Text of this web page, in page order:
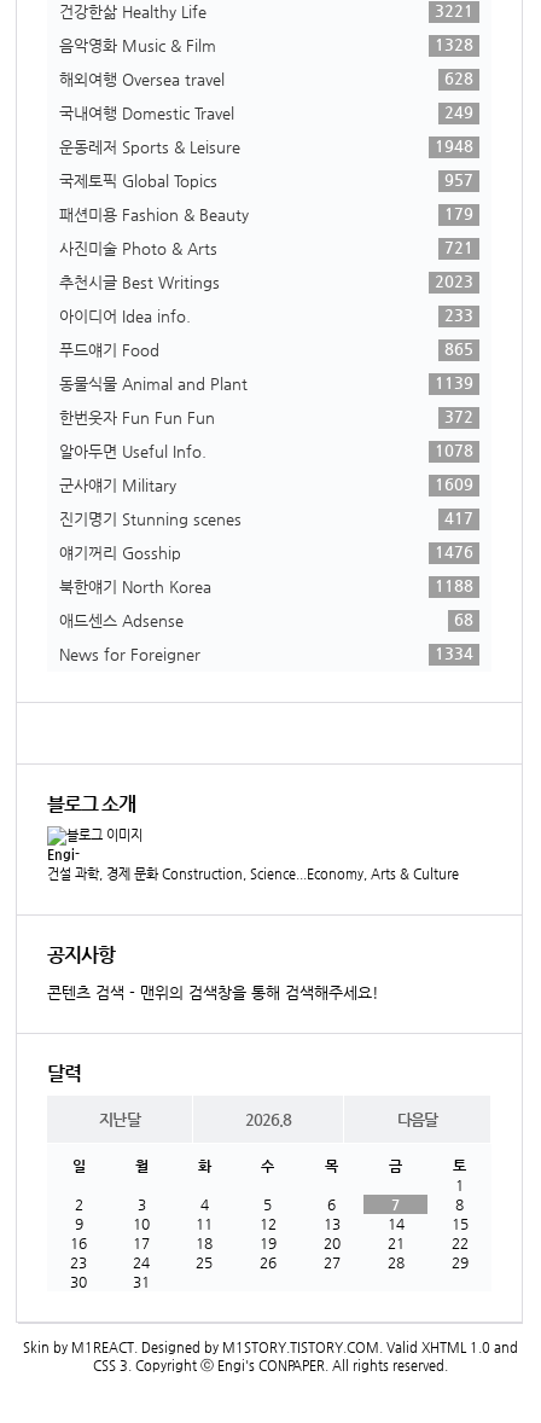
건강한삶 Healthy Life
3221
음악영화 Music & Film
1328
해외여행 Oversea travel
628
국내여행 Domestic Travel
249
운동레저 Sports & Leisure
1948
국제토픽 Global Topics
957
패션미용 Fashion & Beauty
179
사진미술 Photo & Arts
721
추천시글 Best Writings
2023
아이디어 Idea info.
233
푸드얘기 Food
865
동물식물 Animal and Plant
1139
한번웃자 Fun Fun Fun
372
알아두면 Useful Info.
1078
군사얘기 Military
1609
진기명기 Stunning scenes
417
얘기꺼리 Gosship
1476
북한얘기 North Korea
1188
애드센스 Adsense
68
News for Foreigner
1334
블로그 소개
Engi-
건설 과학, 경제 문화 Construction, Science...Economy, Arts & Culture
공지사항
콘텐츠 검색 - 맨위의 검색창을 통해 검색해주세요!
달력
지난달 2026.8 다음달
일 월 화 수 목 금
토
1
2
3 4 5 6 7
8
9
10 11 12 13 14
15
16
17 18 19 20 21
22
23
24 25 26 27 28
29
30
31
Skin by M1REACT . Designed by M1STORY.TISTORY.COM . Valid XHTML 1.0 and
CSS 3 . Copyright ⓒ Engi's CONPAPER . All rights reserved.